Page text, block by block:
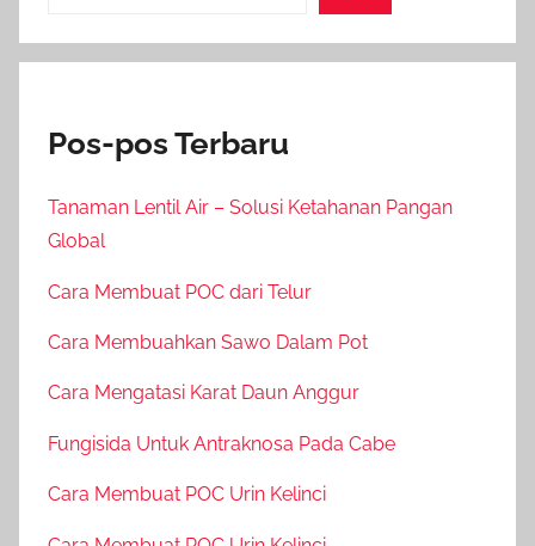
Pos-pos Terbaru
Tanaman Lentil Air – Solusi Ketahanan Pangan
Global
Cara Membuat POC dari Telur
Cara Membuahkan Sawo Dalam Pot
Cara Mengatasi Karat Daun Anggur
Fungisida Untuk Antraknosa Pada Cabe
Cara Membuat POC Urin Kelinci